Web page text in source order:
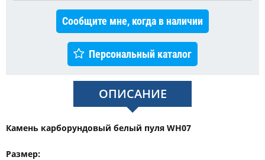
Сообщите мне, когда в наличии
Персональный каталог
ОПИСАНИЕ
Камень карборундовый белый пуля WH07
Размер: